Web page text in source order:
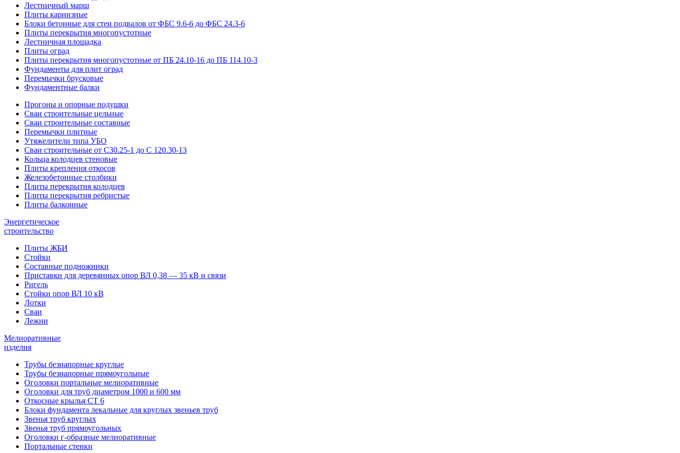
Лестничный марш
Плиты карнизные
Блоки бетонные для стен подвалов от ФБС 9.6-6 до ФБС 24.3-6
Плиты перекрытия многопустотные
Лестничная площадка
Плиты оград
Плиты перекрытия многопустотные от ПБ 24.10-16 до ПБ 114.10-3
Фундаменты для плит оград
Перемычки брусковые
Фундаментные балки
Прогоны и опорные подушки
Сваи строительные цельные
Сваи строительные составные
Перемычки плитные
Утяжелители типа УБО
Сваи строительные от С30.25-1 до С 120.30-13
Кольца колодцев стеновые
Плиты крепления откосов
Железобетонные столбики
Плиты перекрытия колодцев
Плиты перекрытия ребристые
Плиты балконные
Энергетическое
строительство
Плиты ЖБИ
Стойки
Составные подножники
Приставки для деревянных опор ВЛ 0,38 — 35 кВ и связи
Ригель
Стойки опор ВЛ 10 кВ
Лотки
Сваи
Лежни
Мелиоративные
изделия
Трубы безнапорные круглые
Трубы безнапорные прямоугольные
Оголовки портальные мелиоративные
Оголовки для труб диаметром 1000 и 600 мм
Откосные крылья СТ 6
Блоки фундамента лекальные для круглых звеньев труб
Звенья труб круглых
Звенья труб прямоугольных
Оголовки г-образные мелиоративные
Портальные стенки